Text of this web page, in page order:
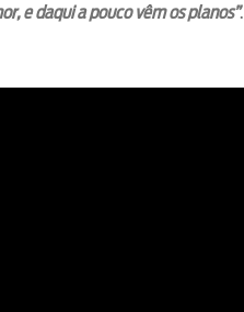
e daqui a pouco vêm os planos”.